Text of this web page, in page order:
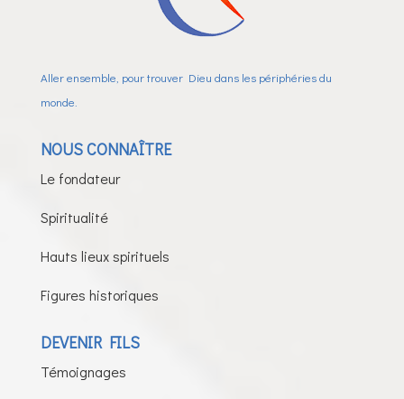
Aller ensemble, pour trouver Dieu dans les périphéries du
monde.
NOUS CONNAÎTRE
Le fondateur
Spiritualité
Hauts lieux spirituels
Figures historiques
DEVENIR FILS
Témoignages